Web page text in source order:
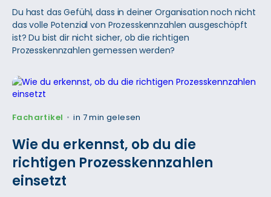
Du hast das Gefühl, dass in deiner Organisation noch nicht
das volle Potenzial von Prozesskennzahlen ausgeschöpft
ist? Du bist dir nicht sicher, ob die richtigen
Prozesskennzahlen gemessen werden?
Fachartikel •in 7 min gelesen
Wie du erkennst, ob du die
richtigen Prozesskenn­zahlen
einsetzt